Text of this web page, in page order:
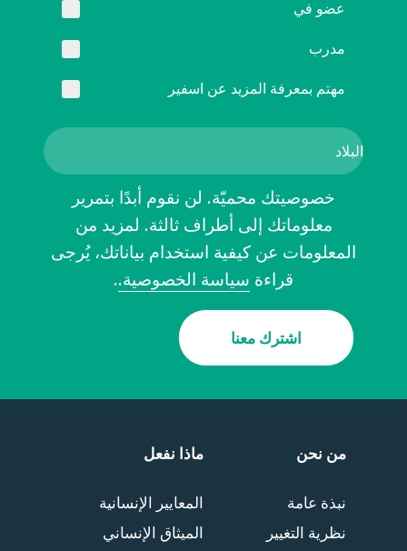
عضو في
مدرب
مهتم بمعرفة المزيد عن اسفير
خصوصيتك محميّة. لن نقوم أبدًا بتمرير
معلوماتك إلى أطراف ثالثة. لمزيد من
المعلومات عن كيفية استخدام بياناتك، يُرجى
قراءة سياسة الخصوصية..
اشترك معنا
من نحن
نبذة عامة
نظرية التغيير
ماذا نفعل
المعايير الإنسانية
الميثاق الإنساني